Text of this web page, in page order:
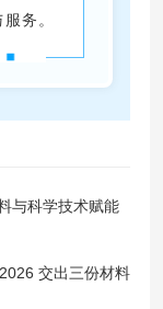
务。
与科学技术赋能
交出三份材料